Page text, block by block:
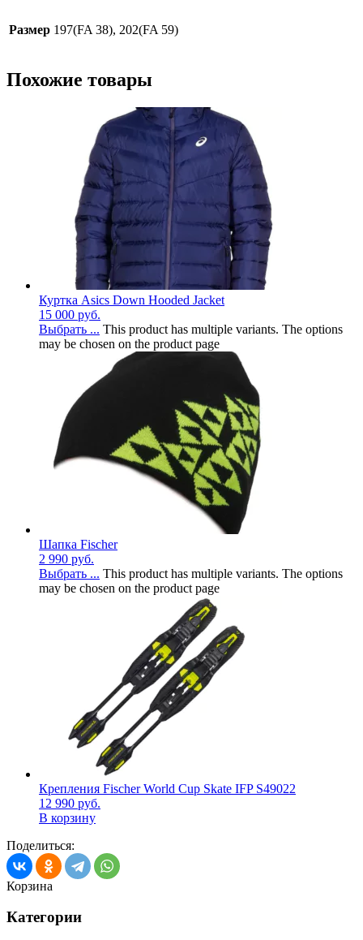
Размер 197(FA 38), 202(FA 59)
Похожие товары
Куртка Asics Down Hooded Jacket
15 000 руб.
Выбрать ... This product has multiple variants. The options
may be chosen on the product page
Шапка Fischer
2 990 руб.
Выбрать ... This product has multiple variants. The options
may be chosen on the product page
Крепления Fischer World Cup Skate IFP S49022
12 990 руб.
В корзину
Поделиться:
Корзина
Категории